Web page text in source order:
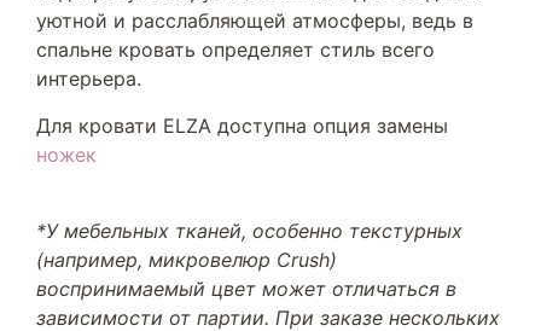
уютной и расслабляющей атмосферы, ведь в
спальне кровать определяет стиль всего
интерьера.
Для кровати ELZA доступна опция замены
ножек
*У мебельных тканей, особенно текстурных
(например, микровелюр Crush)
воспринимаемый цвет может отличаться в
зависимости от партии. При заказе нескольких